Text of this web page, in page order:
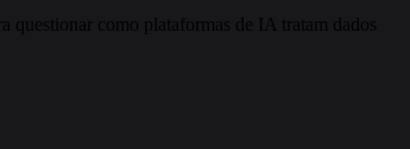
questionar como plataformas de IA tratam dados